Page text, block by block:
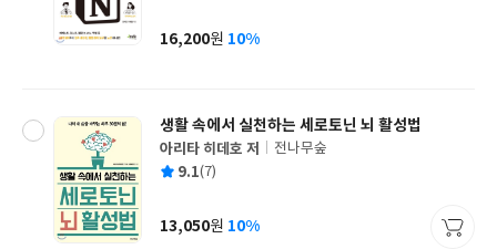
사
가
16,200원 10%
생활 속에서 실천하는 세로토닌 뇌 활성법
글
쓴
아리타 히데호 저
출
사
전나무숲
평 9.1(7)
가
13,050원 10%